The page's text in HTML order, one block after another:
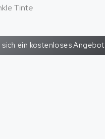
Tinte
sich ein kostenloses Angebot